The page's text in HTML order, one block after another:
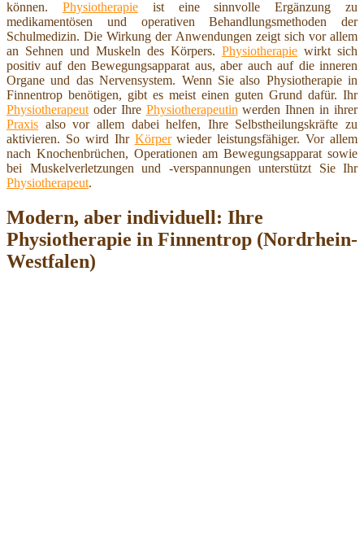
können. Physiotherapieist eine sinnvolle Ergänzung zu
medikamentösen und operativen Behandlungsmethoden der
Schulmedizin. Die Wirkung der Anwendungen zeigt sich vor allem
an Sehnen und Muskeln des Körpers. Physiotherapie wirkt sich
positiv auf den Bewegungsapparat aus, aber auch auf die inneren
Organe und das Nervensystem. Wenn Sie also Physiotherapie in
Finnentrop benötigen, gibt es meist einen guten Grund dafür. Ihr
Physiotherapeut oder Ihre Physiotherapeutin werden Ihnen in ihrer
Praxis also vor allem dabei helfen, Ihre Selbstheilungskräfte zu
aktivieren. So wird Ihr Körperwieder leistungsfähiger. Vor allem
nach Knochenbrüchen, Operationen am Bewegungsapparat sowie
bei Muskelverletzungen und -verspannungen unterstützt Sie Ihr
Physiotherapeut.
Modern, aber individuell: Ihre
Physiotherapie in Finnentrop (Nordrhein-
Westfalen)